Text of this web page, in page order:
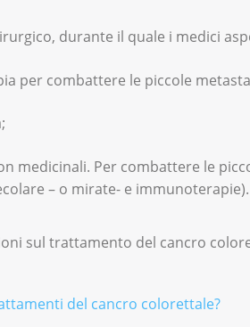
durante il quale i medici
per combattere le piccole
medicinali. Per combattere le
– o mirate- e immunoterapie).
sul trattamento del cancro
del cancro colorettale?